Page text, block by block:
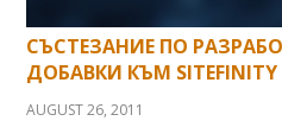
СЪСТЕЗАНИЕ ПО
ДОБАВКИ КЪМ SITEFINITY
AUGUST 26, 2011